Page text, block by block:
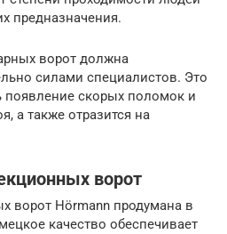
предназначения.
ворот должна
силами специалистов. Это
появление скорых поломок и
а также отразится на
ворот
ворот Hörmann продумана в
качество обеспечивает